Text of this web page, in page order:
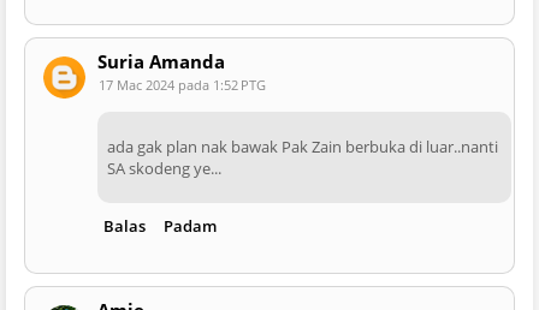
Suria Amanda
17 Mac 2024 pada 1:52 PTG
ada gak plan nak bawak Pak Zain berbuka di luar..nanti
SA skodeng ye...
Balas Padam